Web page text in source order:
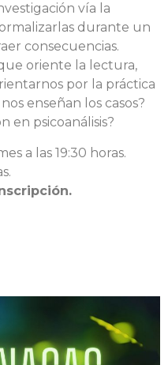
vía la
durante un
consecuencias.
oriente la lectura,
por la práctica
enseñan los casos?
en psicoanálisis?
a las 19:30 horas.